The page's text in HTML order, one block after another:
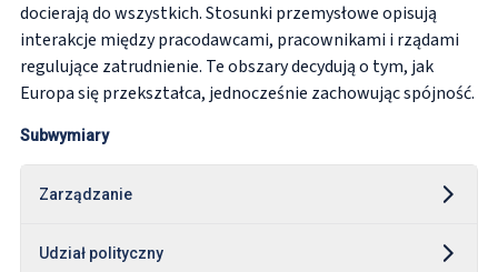
docierają do wszystkich. Stosunki przemysłowe opisują
interakcje między pracodawcami, pracownikami i rządami
regulujące zatrudnienie. Te obszary decydują o tym, jak
Europa się przekształca, jednocześnie zachowując spójność.
Subwymiary
Zarządzanie
Udział polityczny